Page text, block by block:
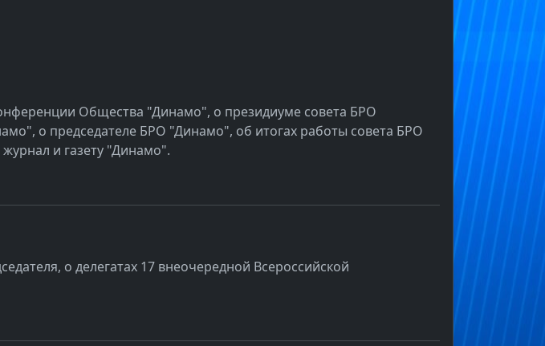
Общества "Динамо", о президиуме совета БРО
о председателе БРО "Динамо", об итогах работы совета БРО
и газету "Динамо".
о делегатах 17 внеочередной Всероссийской